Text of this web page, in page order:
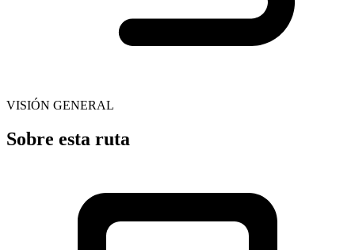
VISIÓN GENERAL
Sobre esta ruta